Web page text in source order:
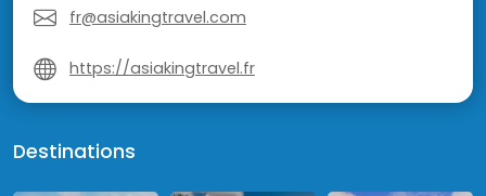
fr@asiakingtravel.com
https://asiakingtravel.fr
Destinations